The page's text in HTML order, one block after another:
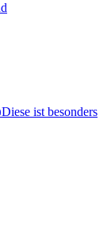
ist besonders